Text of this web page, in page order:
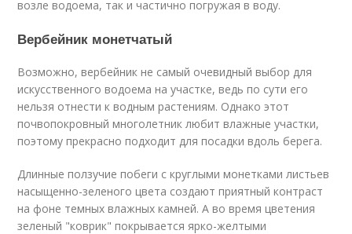
возле водоема, так и частично погружая в воду.
Вербейник монетчатый
Возможно, вербейник не самый очевидный выбор для
искусственного водоема на участке, ведь по сути его
нельзя отнести к водным растениям. Однако этот
почвопокровный многолетник любит влажные участки,
поэтому прекрасно подходит для посадки вдоль берега.
Длинные ползучие побеги c круглыми монетками листьев
насыщенно-зеленого цвета создают приятный контраст
на фоне темных влажных камней. А во время цветения
зеленый "коврик" покрывается ярко-желтыми